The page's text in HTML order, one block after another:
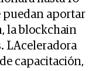
puedan aportar
la blockchain
LAceleradora
capacitación,